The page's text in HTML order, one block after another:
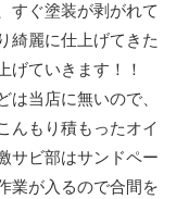
すぐ塗装が剥がれて
綺麗に仕上げてきた
げていきます！！
当店に無いので、
んもり積もったオイ
サビ部はサンドペー
業が入るので合間を